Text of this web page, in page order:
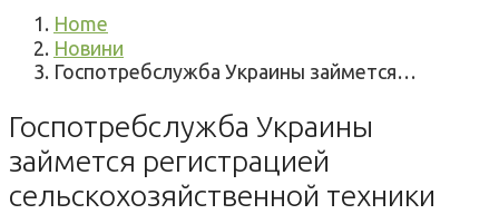
Home
Новини
Госпотребслужба Украины займется…
Госпотребслужба Украины
займется регистрацией
сельскохозяйственной техники